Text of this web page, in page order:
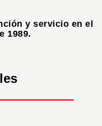
y servicio en el
1989.